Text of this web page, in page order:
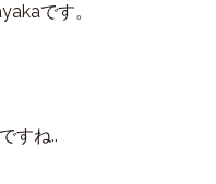
です。
すね..